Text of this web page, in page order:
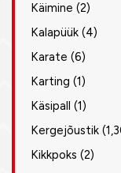
Käimine (2)
Kalapüük (4)
Karate (6)
Karting (1)
Käsipall (1)
Kergejõustik
Kikkpoks (2)